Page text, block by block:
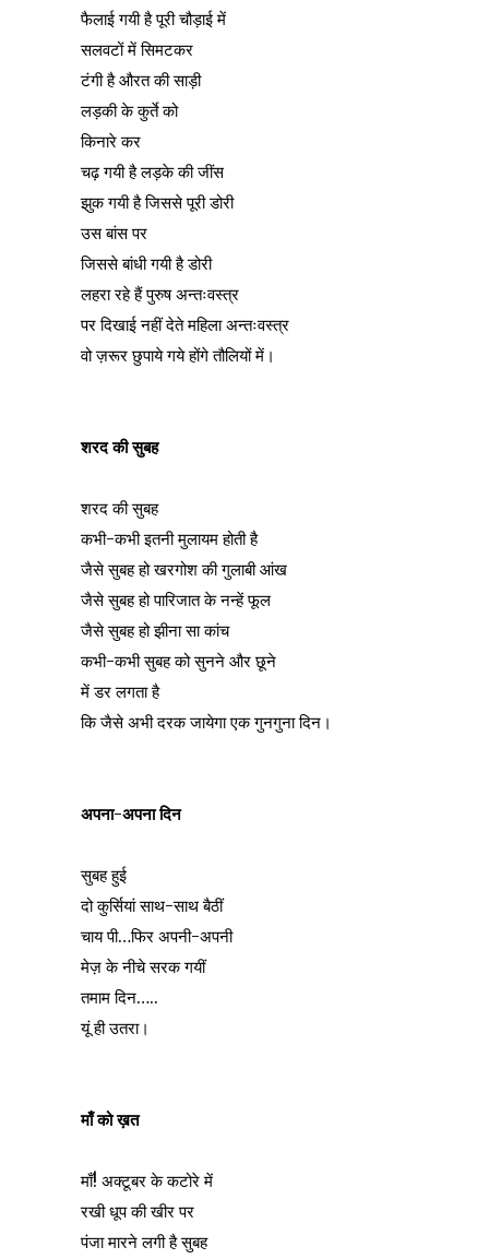
फैलाई गयी है पूरी चौड़ाई में
सलवटों में सिमटकर
टंगी है औरत की साड़ी
लड़की के कुर्ते को
किनारे कर
चढ़ गयी है लड़के की जींस
झुक गयी है जिससे पूरी डोरी
उस बांस पर
जिससे बांधी गयी है डोरी
लहरा रहे हैं पुरुष अन्तःवस्त्र
पर दिखाई नहीं देते महिला अन्तःवस्त्र
वो ज़रूर छुपाये गये होंगे तौलियों में।
शरद की सुबह
शरद की सुबह
कभी-कभी इतनी मुलायम होती है
जैसे सुबह हो खरगोश की गुलाबी आंख
जैसे सुबह हो पारिजात के नन्हें फूल
जैसे सुबह हो झीना सा कांच
कभी-कभी सुबह को सुनने और छूने
में डर लगता है
कि जैसे अभी दरक जायेगा एक गुनगुना दिन।
अपना-अपना दिन
सुबह हुई
दो कुर्सियां साथ-साथ बैठीं
चाय पी…फिर अपनी-अपनी
मेज़ के नीचे सरक गयीं
तमाम दिन…..
यूं ही उतरा।
माँ को ख़त
माँ! अक्टूबर के कटोरे में
रखी धूप की खीर पर
पंजा मारने लगी है सुबह